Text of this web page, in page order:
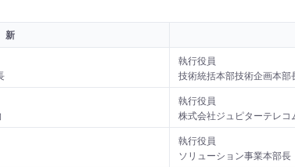
新
執行役員
技術統括本部技術企画本部
執行役員
株式会社ジュピターテレコ
執行役員
ソリューション事業本部長